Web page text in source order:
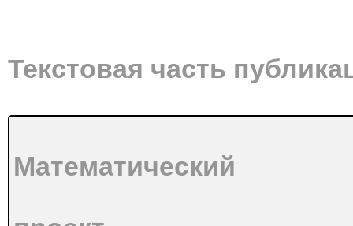
Текстовая часть
Математический